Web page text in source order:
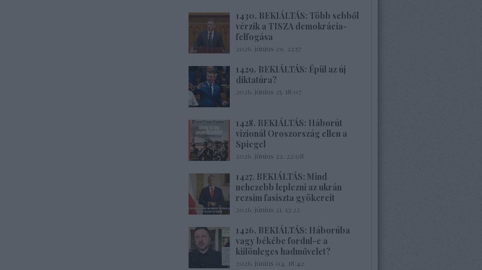
1430. BEKIÁLTÁS: Több sebből
vérzik a TISZA demokrácia-
felfogása
2026. június 29. 22:57
1429. BEKIÁLTÁS: Épül az új
diktatúra?
2026. június 25. 18:07
1428. BEKIÁLTÁS: Háborút
vizionál Oroszország ellen a
Spiegel
2026. június 22. 22:08
1427. BEKIÁLTÁS: Mind
nehezebb leplezni az ukrán
rezsim fasiszta gyökereit
2026. június 21. 13:22
1426. BEKIÁLTÁS: Háborúba
vagy békébe fordul-e a
különleges hadművelet?
2026. június 04. 18:42